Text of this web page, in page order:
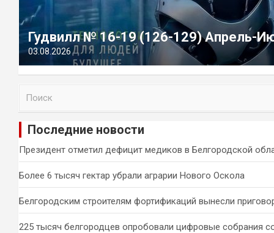
Гудвилл № 16-19 (126-129) Апрель-
03.08.2026
и
Последние новости
Президент отметил дефицит медиков в Белгородской
Более 6 тысяч гектар убрали аграрии Нового Оскола
Белгородским строителям фортификаций вынесли
225 тысяч белгородцев опробовали цифровые собрания